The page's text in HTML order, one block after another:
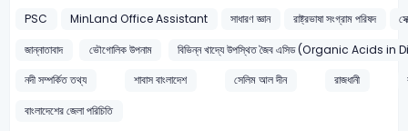
PSC MinLand Office Assistant সাধারণ জ্ঞান রাষ্ট্রভাষা সংগ্রাম পরিষদ
জান্নাতাবাদ
ভৌগোলিক উপনাম
বিভিন্ন খাদ্যে উপস্থিত জৈব এসিড (Organic Acids
নদী সম্পর্কিত তথ্য
শাবাস বাংলাদেশ সেলিম আল দীন রাজধানী
বাংলাদেশের জেলা পরিচিতি